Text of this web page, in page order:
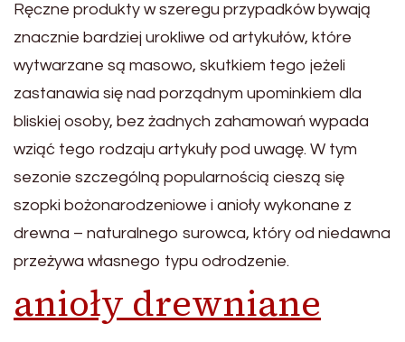
Ręczne produkty w szeregu przypadków bywają
znacznie bardziej urokliwe od artykułów, które
wytwarzane są masowo, skutkiem tego jeżeli
zastanawia się nad porządnym upominkiem dla
bliskiej osoby, bez żadnych zahamowań wypada
wziąć tego rodzaju artykuły pod uwagę. W tym
sezonie szczególną popularnością cieszą się
szopki bożonarodzeniowe i anioły wykonane z
drewna – naturalnego surowca, który od niedawna
przeżywa własnego typu odrodzenie.
anioły drewniane